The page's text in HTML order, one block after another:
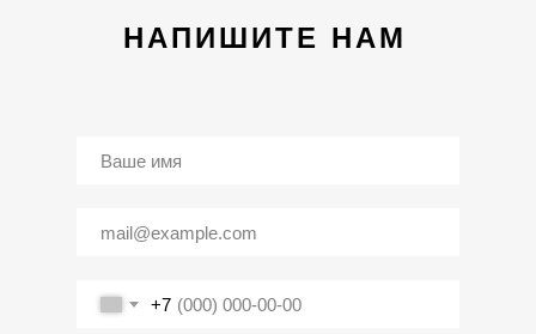
НАПИШИТЕ НАМ
+7